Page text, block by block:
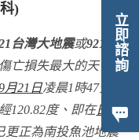
立即諮詢
)
台灣大地震或921集
亡損失最大的天
月21日凌晨1時47分
120.82度、即在日月
更正為南投魚池地震